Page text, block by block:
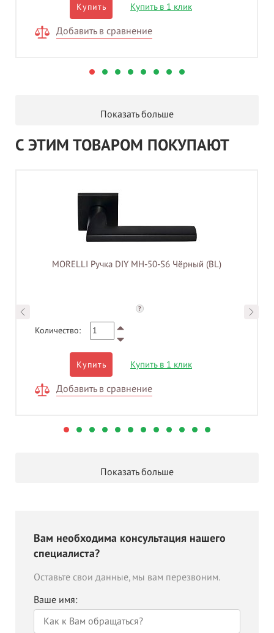
Купить Купить в 1 клик
Добавить в сравнение
Показать больше
С ЭТИМ ТОВАРОМ ПОКУПАЮТ
MORELLI Ручка DIY MH-50-S6 Чёрный (BL)
?
Количество:
Купить Купить в 1 клик
Добавить в сравнение
Показать больше
Вам необходима консультация нашего
специалиста?
Оставьте свои данные, мы вам перезвоним.
Ваше имя: